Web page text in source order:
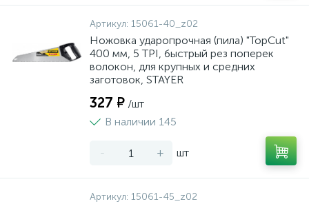
Артикул: 15061-40_z02
Ножовка ударопрочная (пила) "TopCut"
400 мм, 5 TPI, быстрый рез поперек
волокон, для крупных и средних
заготовок, STAYER
327 ₽ /шт
В наличии 145
- + шт
Артикул: 15061-45_z02